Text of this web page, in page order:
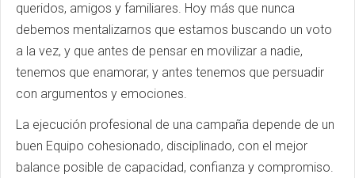
queridos, amigos y familiares. Hoy más que nunca
debemos mentalizarnos que estamos buscando un voto
a la vez, y que antes de pensar en movilizar a nadie,
tenemos que enamorar, y antes tenemos que persuadir
con argumentos y emociones.
La ejecución profesional de una campaña depende de un
buen Equipo cohesionado, disciplinado, con el mejor
balance posible de capacidad, confianza y compromiso.